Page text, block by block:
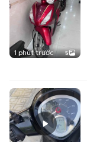
1 phút trước 5